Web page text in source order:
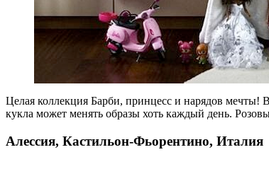
Целая коллекция Барби, принцесс и нарядов мечты!
кукла может менять образы хоть каждый день.
Алессия, Кастильон-Фьорентино, Италия